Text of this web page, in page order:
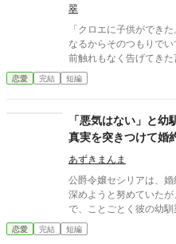
翠
「クロエに子供ができ
なるからそのつもりでいてくれ」 普段ほとんど
前触れもなく告げてき
間”の契約を終わらせることにした。 赤の
とはしない。 不要なものに
切り捨ててしまいましょ
恋愛 完結 短編
「悪気はない」と幼
真実を突きつけて婚
あずきまんま
公爵令嬢セシリアは、
深めようと努めていた
で、ことごとく彼の幼
いた。セシリアやその
しても、ジュリアンは「
恋愛 完結 短編